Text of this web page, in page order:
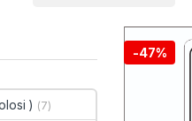
-47%
) (7)